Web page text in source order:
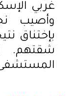
غربي
وأصيب
بإختناق
شقتهم.
المستشفى